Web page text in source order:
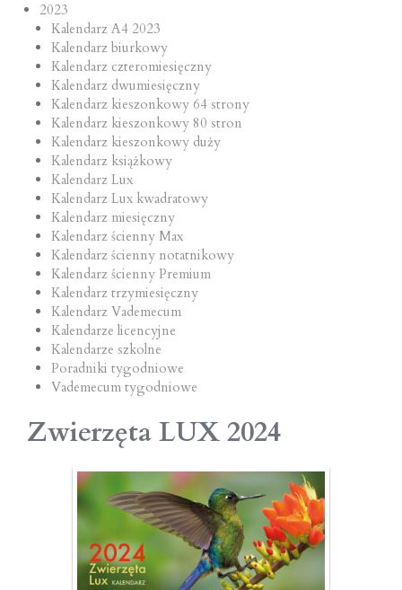
2023
Kalendarz A4 2023
Kalendarz biurkowy
Kalendarz czteromiesięczny
Kalendarz dwumiesięczny
Kalendarz kieszonkowy 64 strony
Kalendarz kieszonkowy 80 stron
Kalendarz kieszonkowy duży
Kalendarz książkowy
Kalendarz Lux
Kalendarz Lux kwadratowy
Kalendarz miesięczny
Kalendarz ścienny Max
Kalendarz ścienny notatnikowy
Kalendarz ścienny Premium
Kalendarz trzymiesięczny
Kalendarz Vademecum
Kalendarze licencyjne
Kalendarze szkolne
Poradniki tygodniowe
Vademecum tygodniowe
Zwierzęta LUX 2024